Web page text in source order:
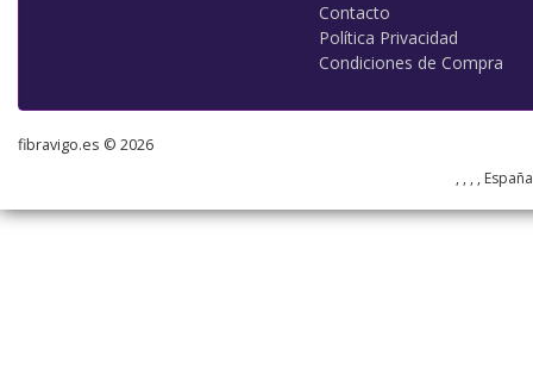
Contacto
Política Privacidad
Condiciones de Compra
fibravigo.es © 2026
, , , ,